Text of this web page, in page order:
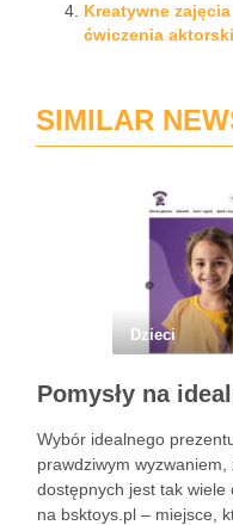
Kreatywne
ćwiczenia
SIMILAR
Dzieci
Wybór idealnego
prawdziwym wyzwaniem,
dostępnych jest tak wiele
na bsktoys.pl – miejsce,